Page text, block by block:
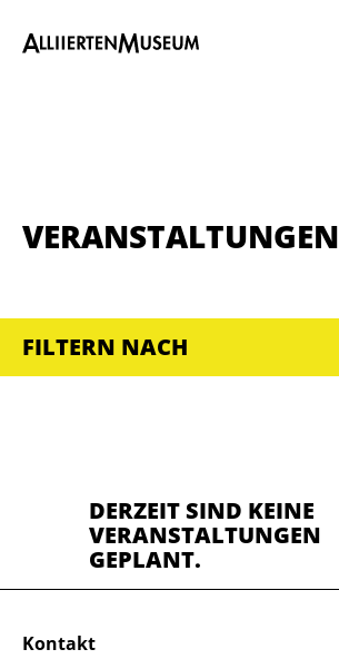
VERANSTALTUNGEN
FILTERN NACH
DERZEIT SIND KEINE
VERANSTALTUNGEN
GEPLANT.
Kontakt